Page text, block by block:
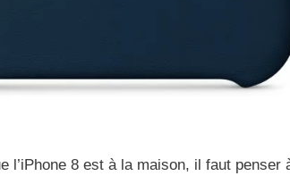
l’iPhone 8 est à la maison, il faut